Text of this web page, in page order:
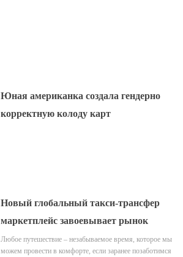
Юная американка создала гендерно
корректную колоду карт
Новый глобальный такси-трансфер
маркетплейс завоевывает рынок
Любое путешествие – незабываемое время, которое мы
можем провести в комфорте, если заранее позаботимся